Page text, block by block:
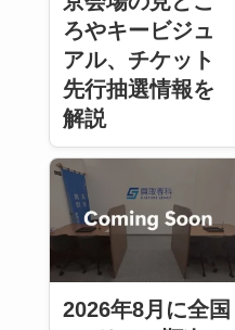
ろやキービジュ
アル、チケット
先行抽選情報を
解説
2026年8月に全国